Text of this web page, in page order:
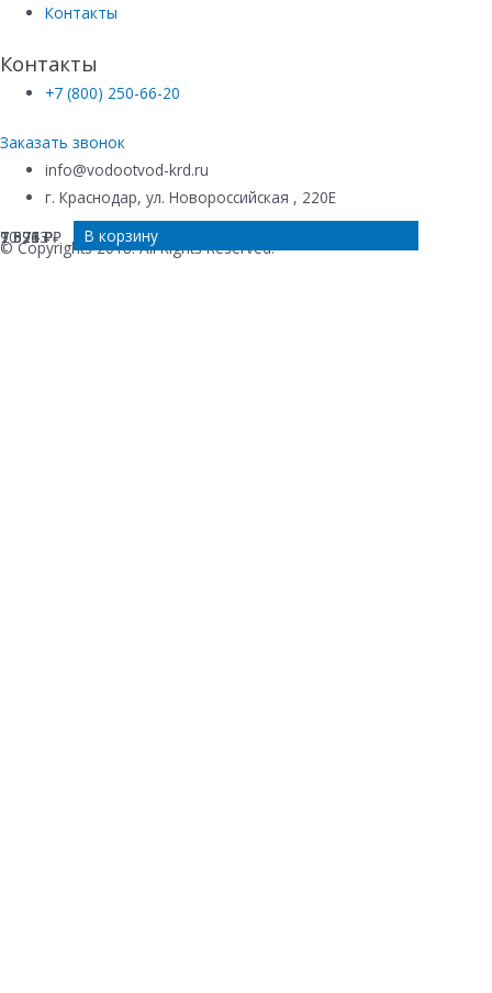
10 263₽ В корзину
9 594₽ В корзину
7 373₽ В корзину
7 071₽ В корзину
Контакты
Контакты
+7 (800) 250-66-20
Заказать звонок
info@vodootvod-krd.ru
г. Краснодар, ул. Новороссийская , 220Е
© Copyrights 2018. All Rights Reserved.